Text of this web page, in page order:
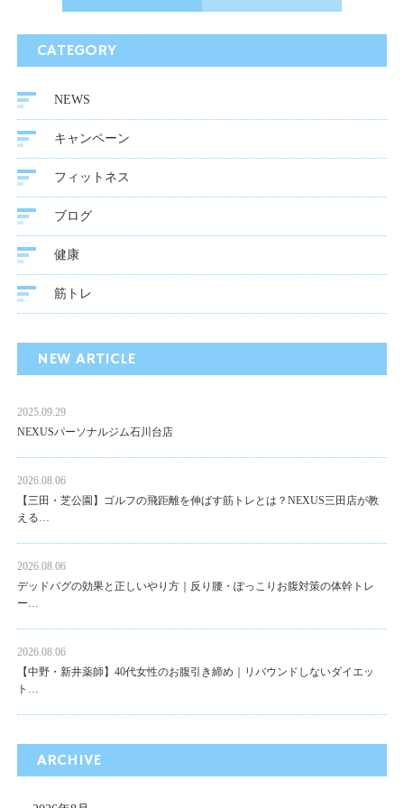
CATEGORY
NEWS
キャンペーン
フィットネス
ブログ
健康
筋トレ
NEW ARTICLE
2025.09.29
NEXUSパーソナルジム石川台店
2026.08.06
【三田・芝公園】ゴルフの飛距離を伸ばす筋トレとは？NEXUS三田店が教
える…
2026.08.06
デッドバグの効果と正しいやり方｜反り腰・ぽっこりお腹対策の体幹トレ
ー…
2026.08.06
【中野・新井薬師】40代女性のお腹引き締め｜リバウンドしないダイエッ
ト…
ARCHIVE